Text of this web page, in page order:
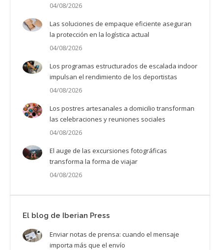
04/08/2026
Las soluciones de empaque eficiente aseguran
la protección en la logística actual
04/08/2026
Los programas estructurados de escalada indoor
impulsan el rendimiento de los deportistas
04/08/2026
Los postres artesanales a domicilio transforman
las celebraciones y reuniones sociales
04/08/2026
El auge de las excursiones fotográficas
transforma la forma de viajar
04/08/2026
El blog de Iberian Press
Enviar notas de prensa: cuando el mensaje
importa más que el envío